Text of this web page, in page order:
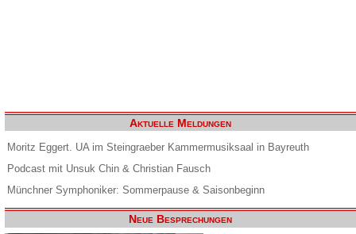
Aktuelle Meldungen
Moritz Eggert. UA im Steingraeber Kammermusiksaal in Bayreuth
Podcast mit Unsuk Chin & Christian Fausch
Münchner Symphoniker: Sommerpause & Saisonbeginn
Neue Besprechungen